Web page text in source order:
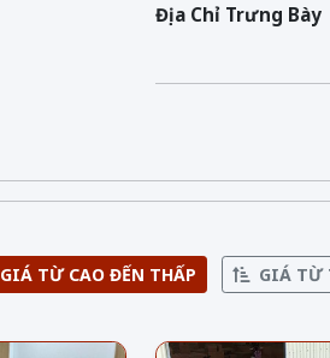
Địa Chỉ Trưng Bày
GIÁ TỪ CAO ĐẾN THẤP GIÁ TỪ